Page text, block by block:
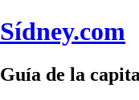
Sídney.com
Guía de la